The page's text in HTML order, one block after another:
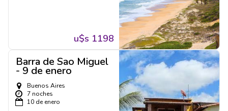
u$s 1198
Barra de Sao Miguel
- 9 de enero
Buenos Aires
7 noches
10 de enero